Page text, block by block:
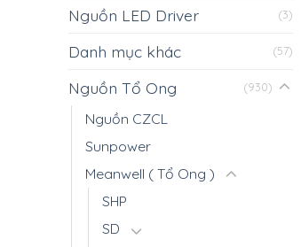
Nguồn LED Driver (3)
Danh mục khác (57)
Nguồn Tổ Ong (930)
Nguồn CZCL
Sunpower
Meanwell ( Tổ Ong )
SHP
SD